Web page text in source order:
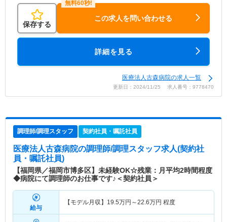
保存する
この求人を問い合わせる
詳細を見る
医療法人古森病院の求人一覧
更新日：2024/11/25 求人番号：9778470
調理師/調理スタッフ 契約社員・嘱託社員
医療法人古森病院の調理師/調理スタッフ求人(契約社
員・嘱託社員)
【福岡県／福岡市博多区】未経験OK☆残業：月平均2時間程度
◆病院にて調理師のお仕事です♪＜契約社員＞
給与
【モデル月収】 19.5万円～22.6万円 程度